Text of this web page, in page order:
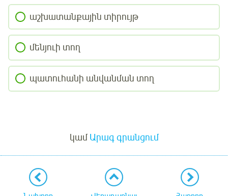
աշխատանքային տիրույթ
մենյուի տող
պատուհանի անվանման տող
կամԱրագ գրանցում